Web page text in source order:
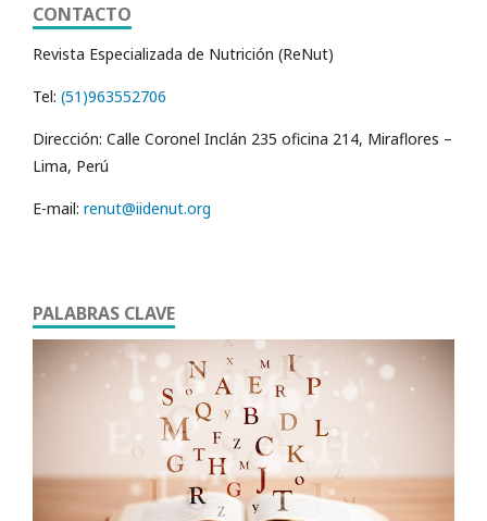
CONTACTO
Revista Especializada de Nutrición (ReNut)
Tel: (51)963552706
Dirección: Calle Coronel Inclán 235 oficina 214, Miraflores –
Lima, Perú
E-mail: renut@iidenut.org
PALABRAS CLAVE